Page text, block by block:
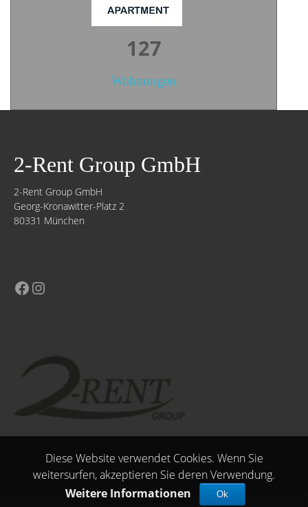
176
Wohnungen
2-Rent Group GmbH
2-Rent Group GmbH
Georg-Kronawitter-Platz 2
80331 München
Diese Website verwendet Cookies. Wenn Sie
weitersurfen, akzeptieren Sie deren Verwendung.
Weitere Informationen
Ok